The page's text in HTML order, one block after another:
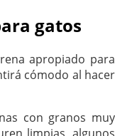
gatos
apropiado para
cómodo al hacer
con granos muy